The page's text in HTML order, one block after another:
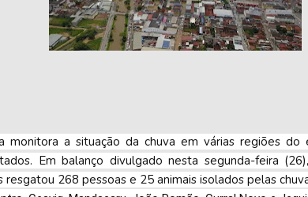
monitora a situação da chuva em várias regiões do
Em balanço divulgado nesta segunda-feira
268 pessoas e 25 animais isolados pelas